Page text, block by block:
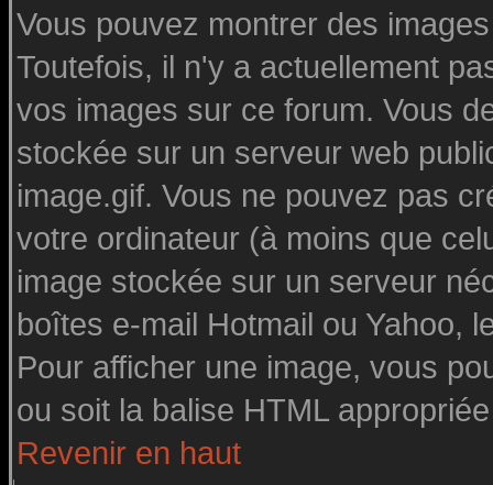
Vous pouvez montrer des
Toutefois, il n'y a actuellement
vos images sur ce forum. Vous
stockée sur un serveur web
image.gif. Vous ne pouvez pas
votre ordinateur (à moins que
image stockée sur un serveur
boîtes e-mail Hotmail ou Yahoo,
Pour afficher une image, vous
ou soit la balise HTML
Revenir en haut